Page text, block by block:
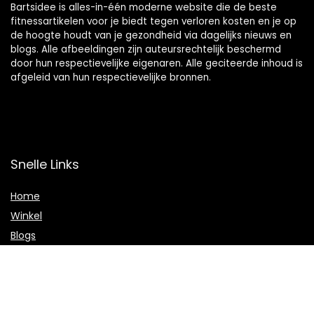
Bartsidee is alles-in-één moderne website die de beste
fitnessartikelen voor je biedt tegen verloren kosten en je op
de hoogte houdt van je gezondheid via dagelijks nieuws en
blogs. Alle afbeeldingen zijn auteursrechtelijk beschermd
door hun respectievelijke eigenaren. Alle geciteerde inhoud is
afgeleid van hun respectievelijke bronnen.
Snelle Links
Home
Winkel
Blogs